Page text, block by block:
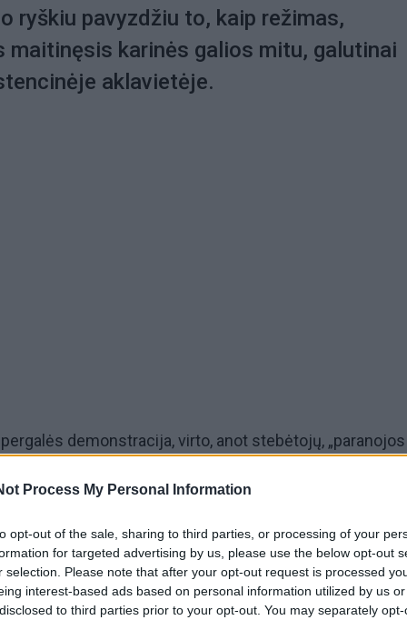
Process My Personal Information
opt-out of the sale, sharing to third parties, or processing of your
for targeted advertising by us, please use the below opt-out
selection. Please note that after your opt-out request is processed
interest-based ads based on personal information utilized by us
to third parties prior to your opt-out. You may separately
ryškiu pavyzdžiu to, kaip režimas,
maitinęsis karinės galios mitu, galutinai
aklavietėje.
demonstracija, virto, anot stebėtojų,
saugumo priemonių arsenalas
renginio akcentų – precedento neturintis saugumo